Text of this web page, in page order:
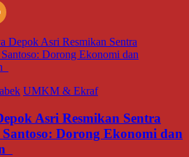
UMKM & Ekraf
Asri Resmikan Sentra
Dorong Ekonomi dan